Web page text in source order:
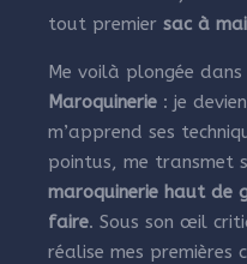
tout premier sac à
Me voilà plongée
Maroquinerie : je
m’apprend ses
pointus, me transmet
maroquinerie haut de
faire. Sous son œil
réalise mes premières